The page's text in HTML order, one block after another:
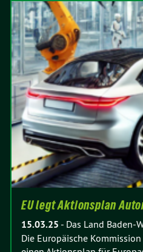
EU legt Aktionsplan
15.03.25 - Das Land Baden-
Die Europäische